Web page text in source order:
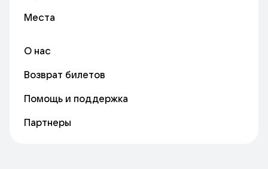
Места
О нас
Возврат билетов
Помощь и поддержка
Партнеры